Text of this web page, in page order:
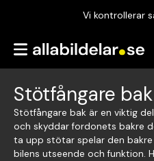
Vi kontrollerar
Vi kontrollerar
Stötfångare bak
Stötfångare bak är en viktig
och skyddar fordonets bakre
ta upp stötar spelar den
bilens utseende och funktion.